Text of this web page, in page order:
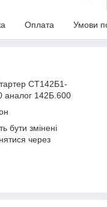
Оплата Умови
СТ142Б1-
аналог 142Б.600
бути змінені
через